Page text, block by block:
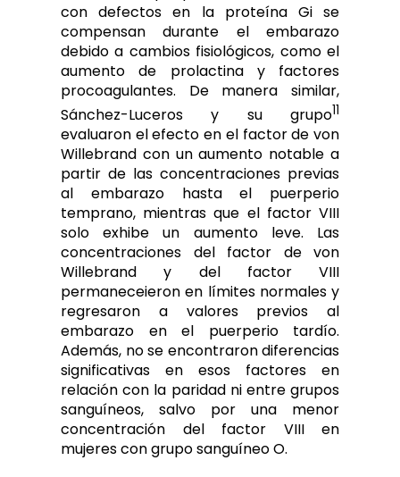
con defectos en la proteína Gi se
compensan durante el embarazo
debido a cambios fisiológicos, como el
aumento de prolactina y factores
procoagulantes. De manera similar,
Sánchez-Luceros y su grupo11
evaluaron el efecto en el factor de von
Willebrand con un aumento notable a
partir de las concentraciones previas
al embarazo hasta el puerperio
temprano, mientras que el factor VIII
solo exhibe un aumento leve. Las
concentraciones del factor de von
Willebrand y del factor VIII
permaneceieron en límites normales y
regresaron a valores previos al
embarazo en el puerperio tardío.
Además, no se encontraron diferencias
significativas en esos factores en
relación con la paridad ni entre grupos
sanguíneos, salvo por una menor
concentración del factor VIII en
mujeres con grupo sanguíneo O.